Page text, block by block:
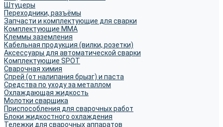
Штуцеры
Переходники, разъёмы
Запчасти и комплектующие для сварки
Комплектующие ММА
Клеммы заземления
Кабельная продукция (вилки, розетки)
Аксессуары для автоматической сварки
Комплектующие SPOT
Сварочная химия
Спрей (от налипания брызг) и паста
Средства по уходу за металлом
Охлаждающая жидкость
Молотки сварщика
Приспособления для сварочных работ
Блоки жидкостного охлаждения
Тележки для сварочных аппаратов